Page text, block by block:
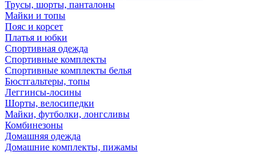
Трусы, шорты, панталоны
Майки и топы
Пояс и корсет
Платья и юбки
Спортивная одежда
Спортивные комплекты
Спортивные комплекты белья
Бюстгальтеры, топы
Леггинсы-лосины
Шорты, велосипедки
Майки, футболки, лонгсливы
Комбинезоны
Домашняя одежда
Домашние комплекты, пижамы